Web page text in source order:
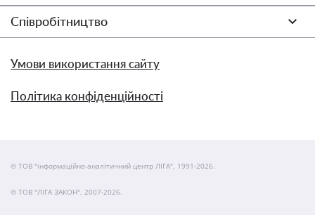
Співробітництво
Умови використання сайту
Політика конфіденційності
© ТОВ "інформаційно-аналітичний центр ЛІГА", 1991-2026.
© ТОВ "ЛІГА ЗАКОН", 2007-2026.